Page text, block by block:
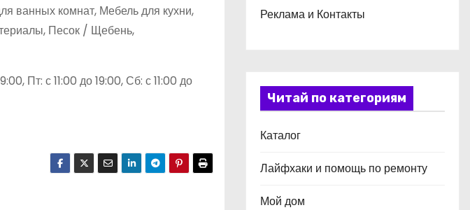
ванных комнат, Мебель для кухни,
Песок / Щебень,
Пт: с 11:00 до 19:00, Сб: с 11:00 до
Реклама и Контакты
Читай по категориям
Каталог
Лайфхаки и помощь по ремонту
Мой дом